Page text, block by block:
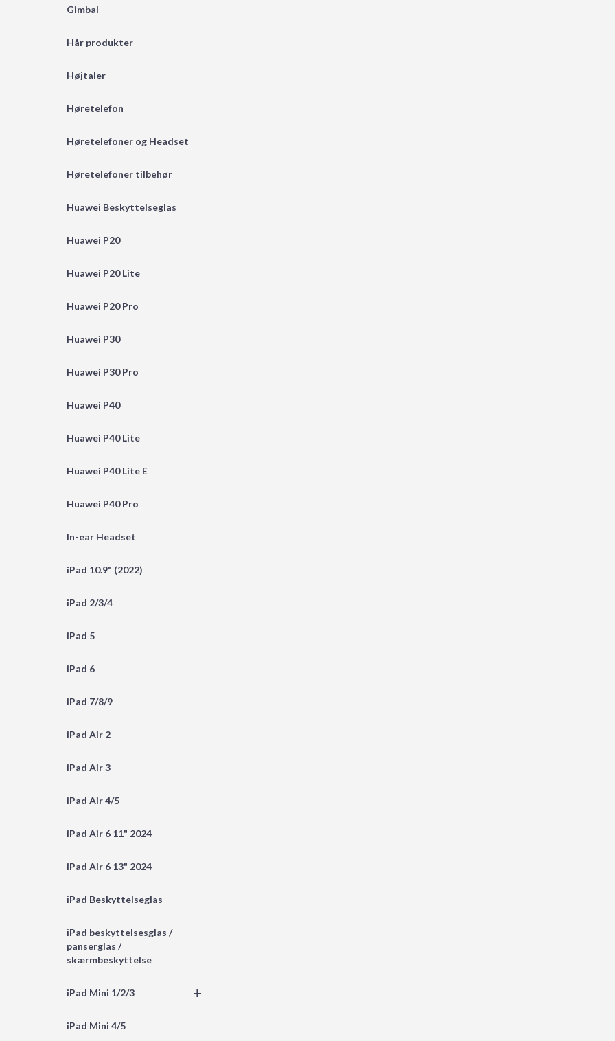
Gimbal
Hår produkter
Højtaler
Høretelefon
Høretelefoner og Headset
Høretelefoner tilbehør
Huawei Beskyttelseglas
Huawei P20
Huawei P20 Lite
Huawei P20 Pro
Huawei P30
Huawei P30 Pro
Huawei P40
Huawei P40 Lite
Huawei P40 Lite E
Huawei P40 Pro
In-ear Headset
iPad 10.9" (2022)
iPad 2/3/4
iPad 5
iPad 6
iPad 7/8/9
iPad Air 2
iPad Air 3
iPad Air 4/5
iPad Air 6 11" 2024
iPad Air 6 13" 2024
iPad Beskyttelseglas
iPad beskyttelsesglas /
panserglas /
skærmbeskyttelse
+
iPad Mini 1/2/3
iPad Mini 4/5